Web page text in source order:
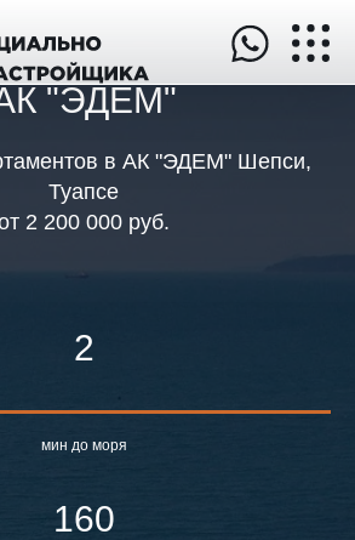
"ЭДЕМ"
в АК "ЭДЕМ" Шепси,
Туапсе
2 200 000 руб.
2
мин до моря
160